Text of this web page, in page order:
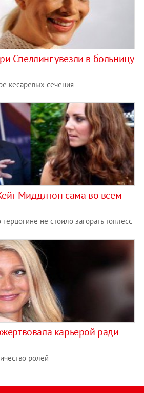
Спеллинг увезли в больницу
кесаревых сечения
Миддлтон сама во всем
не стоило загорать топлесс
карьерой ради
ролей